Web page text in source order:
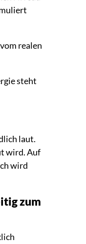
realen
steht
laut.
wird. Auf
wird
zum